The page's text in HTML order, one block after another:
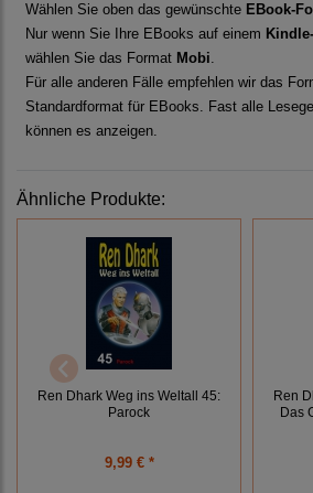
Wählen Sie oben das gewünschte EBook-
Nur wenn Sie Ihre EBooks auf einem
wählen Sie das Format Mobi.
Für alle anderen Fälle empfehlen wir das
Standardformat für EBooks. Fast alle
können es anzeigen.
Ähnliche Produkte:
Ren Dhark Weg ins Weltall 45:
Parock
9,99 € *
Ren
Das